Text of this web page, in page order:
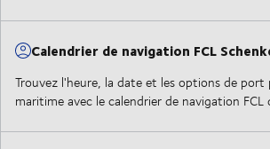
Calendrier de navigation FCL
Trouvez l'heure, la date et les options de
maritime avec le calendrier de navigation FCL